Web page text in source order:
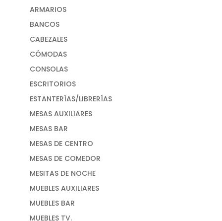
ARMARIOS
BANCOS
CABEZALES
CÓMODAS
CONSOLAS
ESCRITORIOS
ESTANTERÍAS/LIBRERÍAS
MESAS AUXILIARES
MESAS BAR
MESAS DE CENTRO
MESAS DE COMEDOR
MESITAS DE NOCHE
MUEBLES AUXILIARES
MUEBLES BAR
MUEBLES TV.